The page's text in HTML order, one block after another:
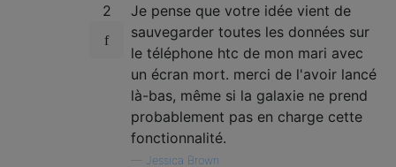
2
Je pense que votre idée vient de
sauvegarder toutes les données sur
le téléphone htc de mon mari avec
un écran mort. merci de l'avoir lancé
là-bas, même si la galaxie ne prend
probablement pas en charge cette
fonctionnalité.
Jessica Brown